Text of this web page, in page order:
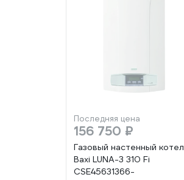
Последняя цена
156 750 ₽
Газовый настенный котел
Baxi LUNA-3 310 Fi
CSE45631366-